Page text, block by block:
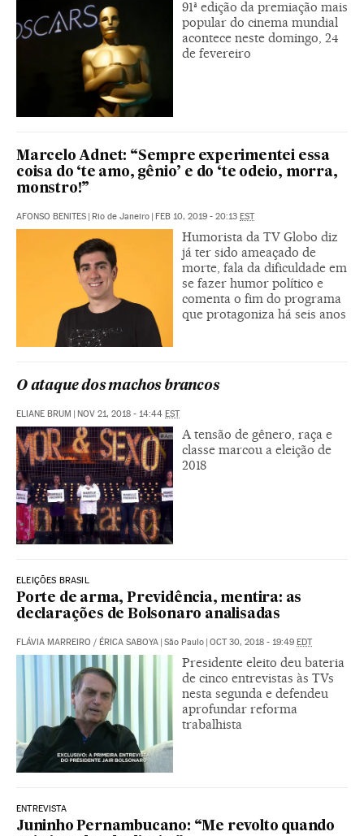
91ª edição da premiação mais
popular do cinema mundial
acontece neste domingo, 24
de fevereiro
Marcelo Adnet: “Sempre experimentei essa
coisa do ‘te amo, gênio’ e do ‘te odeio, morra,
monstro!”
AFONSO BENITES Rio de Janeiro FEB 10, 2019 - 20:13 EST
Humorista da TV Globo diz
já ter sido ameaçado de
morte, fala da dificuldade em
se fazer humor político e
comenta o fim do programa
que protagoniza há seis anos
O ataque dos machos brancos
ELIANE BRUM NOV 21, 2018 - 14:44 EST
A tensão de gênero, raça e
classe marcou a eleição de
2018
ELEIÇÕES BRASIL
Porte de arma, Previdência, mentira: as
declarações de Bolsonaro analisadas
FLÁVIA MARREIRO / ÉRICA SABOYA São Paulo OCT 30, 2018 - 19:49 EDT
Presidente eleito deu bateria
de cinco entrevistas às TVs
nesta segunda e defendeu
aprofundar reforma
trabalhista
ENTREVISTA
Juninho Pernambucano: “Me revolto quando